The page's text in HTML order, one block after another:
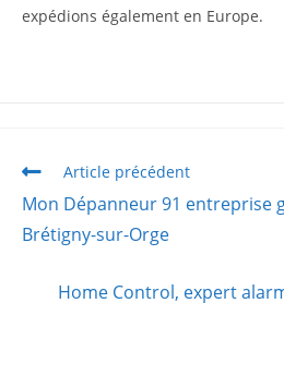
expédions également en Europe.
Article précédent
Mon Dépanneur 91 entreprise
Brétigny-sur-Orge
Home Control, expert